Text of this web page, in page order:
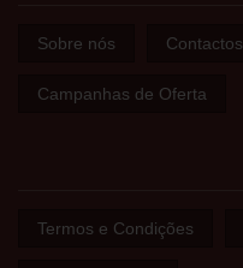
Sobre nós Contactos
Campanhas de Oferta
Termos e Condições